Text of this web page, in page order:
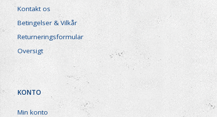
Kontakt os
Betingelser & Vilkår
Returneringsformular
Oversigt
KONTO
Min konto